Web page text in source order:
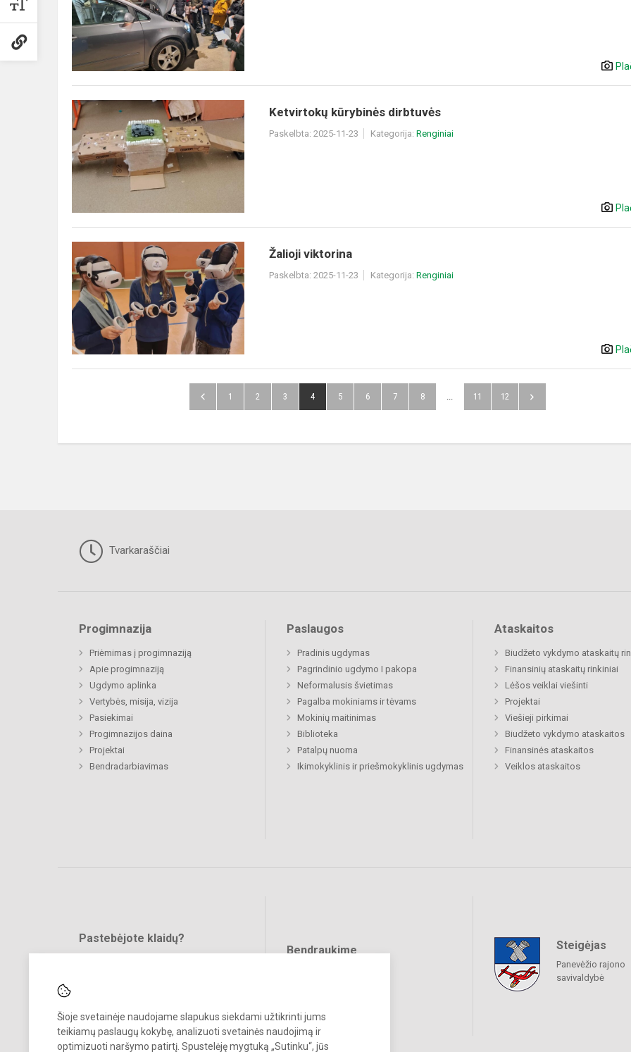
Šioje svetainėje naudojame slapukus siekdami užtikrinti jums
teikiamų paslaugų kokybę, analizuoti svetainės naudojimą ir
optimizuoti naršymo patirtį. Spustelėję mygtuką „Sutinku“, jūs
„Autoaivas“
Ketvirtokų
kūrybinės
dirbtuvės
Ketvirtokų kūrybinės dirbtuvės
Paskelbta: 2025-11-23 Kategorija: Renginiai
viktorina
Žalioji viktorina
Paskelbta: 2025-11-23 Kategorija: Renginiai
1 2 3 4 5 6 7 8 ... 11 12
Tvarkaraščiai
Progimnazija
Priėmimas į progimnaziją
Apie progimnaziją
Ugdymo aplinka
Vertybės, misija, vizija
Pasiekimai
Progimnazijos daina
Projektai
Bendradarbiavimas
Paslaugos
Pradinis ugdymas
Pagrindinio ugdymo I pakopa
Neformalusis švietimas
Pagalba mokiniams ir tėvams
Mokinių maitinimas
Biblioteka
Patalpų nuoma
Ikimokyklinis ir priešmokyklinis ugdymas
Ataskaitos
Biudžeto vykdymo ataskaitų
Finansinių ataskaitų rinkiniai
Lėšos veiklai viešinti
Projektai
Viešieji pirkimai
Biudžeto vykdymo ataskaitos
Finansinės ataskaitos
Veiklos ataskaitos
Pastebėjote klaidų?
Bendraukime Steigėjas
Panevėžio rajono
savivaldybė